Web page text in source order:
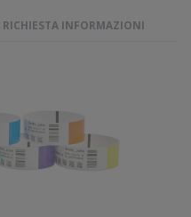
RICHIESTA INFORMAZIONI